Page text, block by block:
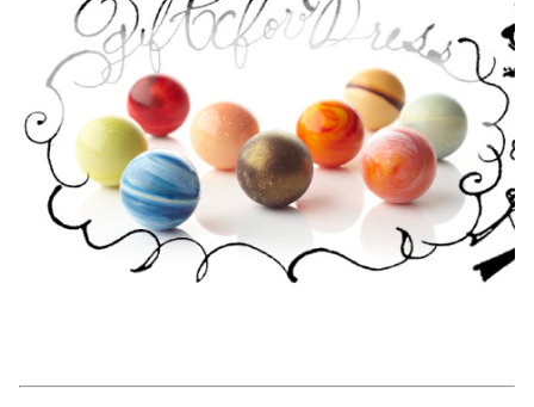
ココロ/カラダ
グルメ
トラベル
カルチャー/エンタメ